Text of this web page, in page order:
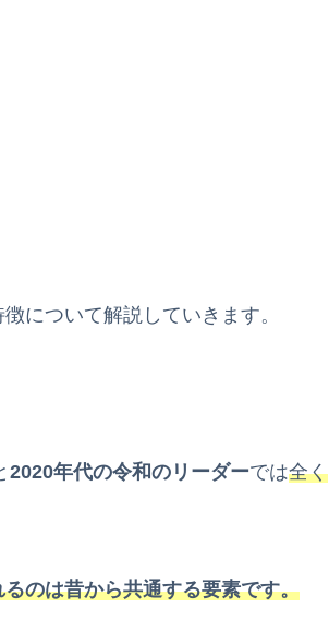
について解説していきます。
2020年代の令和のリーダーでは全く
のは昔から共通する要素です。